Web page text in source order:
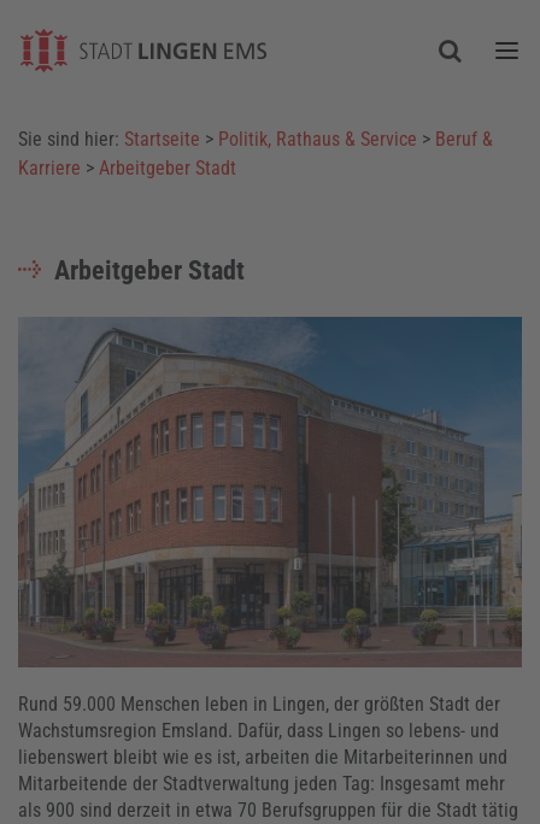
Sie sind hier: Startseite > Politik, Rathaus & Service > Beruf &
Karriere > Arbeitgeber Stadt
Arbeitgeber Stadt
Rund 59.000 Menschen leben in Lingen, der größten Stadt der
Wachstumsregion Emsland. Dafür, dass Lingen so lebens- und
liebenswert bleibt wie es ist, arbeiten die Mitarbeiterinnen und
Mitarbeitende der Stadtverwaltung jeden Tag: Insgesamt mehr
als 900 sind derzeit in etwa 70 Berufsgruppen für die Stadt tätig